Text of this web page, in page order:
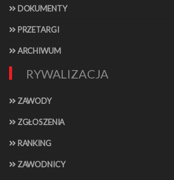
DOKUMENTY
PRZETARGI
ARCHIWUM
RYWALIZACJA
ZAWODY
ZGŁOSZENIA
RANKING
ZAWODNICY